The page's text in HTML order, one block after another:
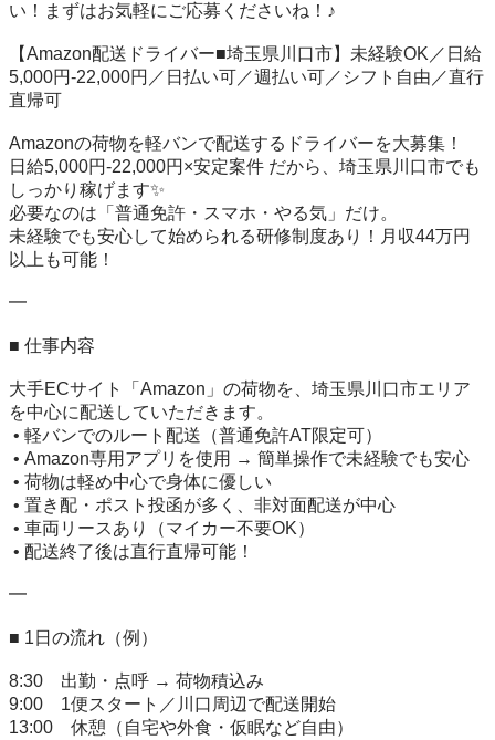
い！まずはお気軽にご応募くださいね！♪
【Amazon配送ドライバー■埼玉県川口市】未経験OK／日給
5,000円-22,000円／日払い可／週払い可／シフト自由／直行
直帰可
Amazonの荷物を軽バンで配送するドライバーを大募集！
日給5,000円-22,000円×安定案件 だから、埼玉県川口市でも
しっかり稼げます✨
必要なのは「普通免許・スマホ・やる気」だけ。
未経験でも安心して始められる研修制度あり！月収44万円
以上も可能！
━
■ 仕事内容
大手ECサイト「Amazon」の荷物を、埼玉県川口市エリア
を中心に配送していただきます。
━
■ 1日の流れ（例）
8:30　出勤・点呼 → 荷物積込み
9:00　1便スタート／川口周辺で配送開始
13:00　休憩（自宅や外食・仮眠など自由）